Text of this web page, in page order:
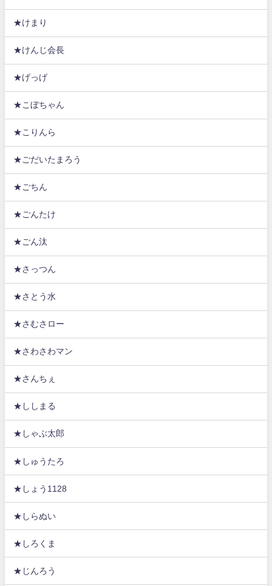
★けまり
★けんじ会長
★げっげ
★こぼちゃん
★こりんら
★ごだいたまろう
★ごちん
★ごんたけ
★ごん汰
★さっつん
★さとう水
★さむさロー
★さわさわマン
★さんちぇ
★ししまる
★しゃぶ太郎
★しゅうたろ
★しょう1128
★しらぬい
★しろくま
★じんろう